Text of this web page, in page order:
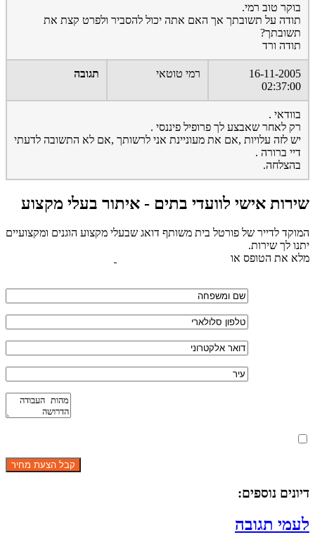
בוקר טוב רמי.
תודה על תשובתך אך האם אתה יכול להסביר ולפרט קצת את
תשובתך?
תודה ורד
16-11-2005
02:37:00
רמי טוטאי תגובה
בוודאי .
רק לאחר שאבצע לך פרופיל פיננסי .
יש לזה עלויות ,אם את מעוניינת אני לרשותך ,אם לא התשובה לדעתי
דיי ברורה .
בהצלחה.
שירות אישי לוועדי בתים - איתור בעלי מקצוע
המוקד לדייר של פורטל בית משותף דואג שבעלי מקצוע הוגנים ומקצועיים
יתנו לך שירות.
מלא את הטופס או
דיונים נוספים:
לעמי תגובה